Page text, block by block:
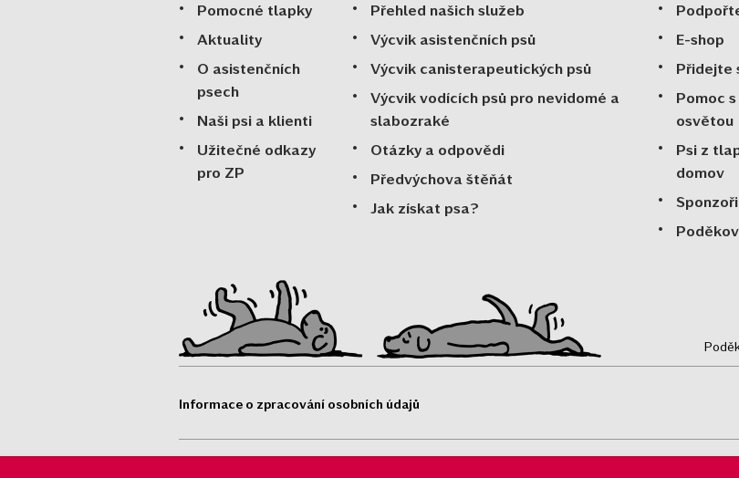
Pomocné tlapky
Aktuality
O asistenčních
psech
Naši psi a klienti
Užitečné odkazy
pro ZP
Přehled našich služeb
Výcvik asistenčních psů
Výcvik canisterapeutických psů
Výcvik vodících psů pro nevidomé a
slabozraké
Otázky a odpovědi
Předvýchova štěňát
Jak získat psa?
E-shop
Přidejte
Pomoc
osvětou
Psi z
domov
Sponzoři
Informace o zpracování osobních údajů